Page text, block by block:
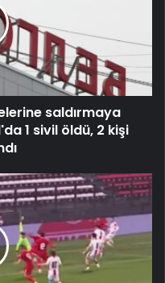
saldırmaya
1 sivil öldü, 2 kişi